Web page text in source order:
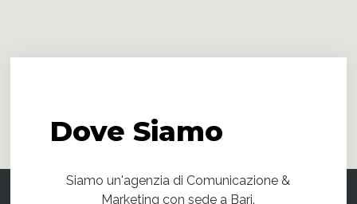
DoveSiamo
Siamo un'agenzia di Comunicazione &
Marketing con sede a Bari.